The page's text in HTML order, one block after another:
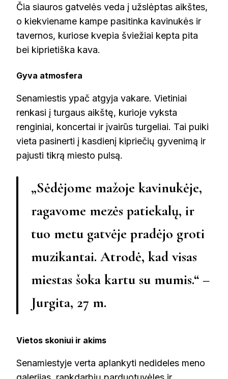
Čia siauros gatvelės veda į užslėptas aikštes,
o kiekviename kampe pasitinka kavinukės ir
tavernos, kuriose kvepia šviežiai kepta pita
bei kiprietiška kava.
Gyva atmosfera
Senamiestis ypač atgyja vakare. Vietiniai
renkasi į turgaus aikštę, kurioje vyksta
renginiai, koncertai ir įvairūs turgeliai. Tai puiki
vieta pasinerti į kasdienį kipriečių gyvenimą ir
pajusti tikrą miesto pulsą.
„Sėdėjome mažoje kavinukėje,
ragavome mezės patiekalų, ir
tuo metu gatvėje pradėjo groti
muzikantai. Atrodė, kad visas
miestas šoka kartu su mumis.“ –
Jurgita, 27 m.
Vietos skoniui ir akims
Senamiestyje verta aplankyti nedideles meno